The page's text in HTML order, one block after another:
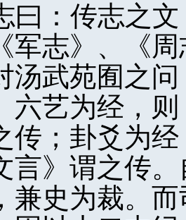
：传志之文
军志》、《
汤武苑囿之
六艺为经，
传；卦爻为
言》谓之传
兼史为裁。